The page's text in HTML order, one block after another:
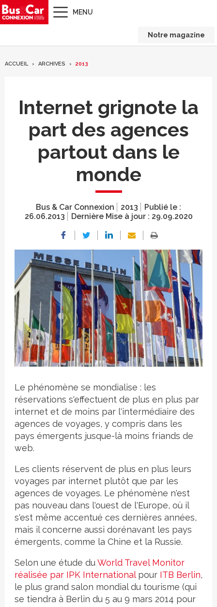
MENU
Notre magazine
ACCUEIL ARCHIVES 2013
Internet grignote la
part des agences
partout dans le
monde
Bus & Car Connexion 2013
Publié le :
26.06.2013
Dernière Mise à jour : 29.09.2020
Crédit photo
Le phénomène se mondialise : les
réservations s'effectuent de plus en plus par
internet et de moins par l'intermédiaire des
agences de voyages, y compris dans les
pays émergents jusque-là moins friands de
web.
Les clients réservent de plus en plus leurs
voyages par internet plutôt que par les
agences de voyages. Le phénomène n'est
pas nouveau dans l'ouest de l'Europe, où il
s'est même accentué ces dernières années,
mais il concerne aussi dorénavant les pays
émergents, comme la Chine et la Russie.
Selon une étude duWorld Travel Monitor
réalisée par IPK Internationalpour ITB Berlin,
le plus grand salon mondial du tourisme (qui
se tiendra à Berlin du 5 au 9 mars 2014 pour